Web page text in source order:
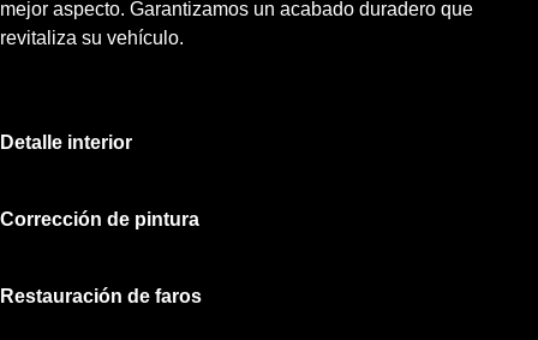
mejor aspecto. Garantizamos un acabado duradero que
revitaliza su vehículo.
Detalle interior
Corrección de pintura
Restauración de faros